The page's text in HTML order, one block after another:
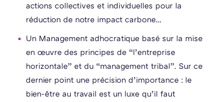
actions collectives et individuelles pour la
réduction de notre impact carbone…
Un Management adhocratique basé sur la mise
en œuvre des principes de “l’entreprise
horizontale” et du “management tribal”. Sur ce
dernier point une précision d’importance : le
bien-être au travail est un luxe qu’il faut